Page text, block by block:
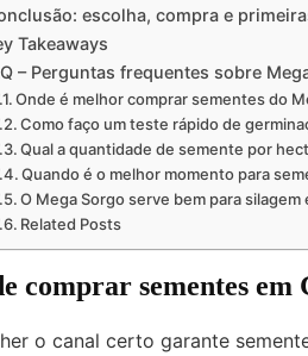
escolha, compra e
Takeaways
– Perguntas frequentes sobre
Onde é melhor comprar sementes do
Como faço um teste rápido de
Qual a quantidade de semente por
Quando é o melhor momento para
O Mega Sorgo serve bem para silagem
Related Posts
comprar sementes
o canal certo garante